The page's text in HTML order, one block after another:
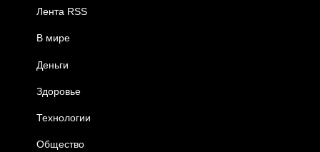
Лента RSS
В мире
Деньги
Здоровье
Технологии
Общество